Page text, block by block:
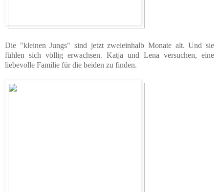
Die "kleinen Jungs" sind jetzt zweieinhalb Monate alt. Und sie
fühlen sich völlig erwachsen. Katja und Lena versuchen, eine
liebevolle Familie für die beiden zu finden.